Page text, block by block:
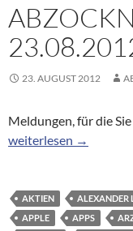
23. AUGUST 2012
Meldungen, für die
Abzocknews zum
weiterlesen →
AKTIEN ALEXANDER
APPLE
APPS